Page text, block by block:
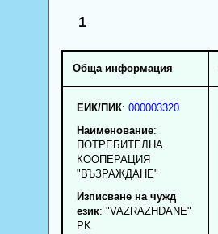
1
Обща информация
ЕИК/ПИК: 000003320
Наименование:
ПОТРЕБИТЕЛНА
КООПЕРАЦИЯ
"ВЪЗРАЖДАНЕ"
Изписване на чужд
език: "VAZRAZHDANE"
PK